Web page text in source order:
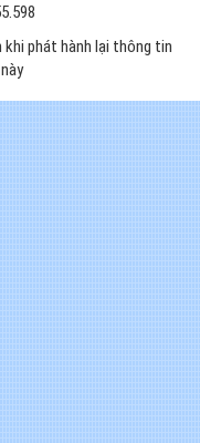
phát hành lại thông tin